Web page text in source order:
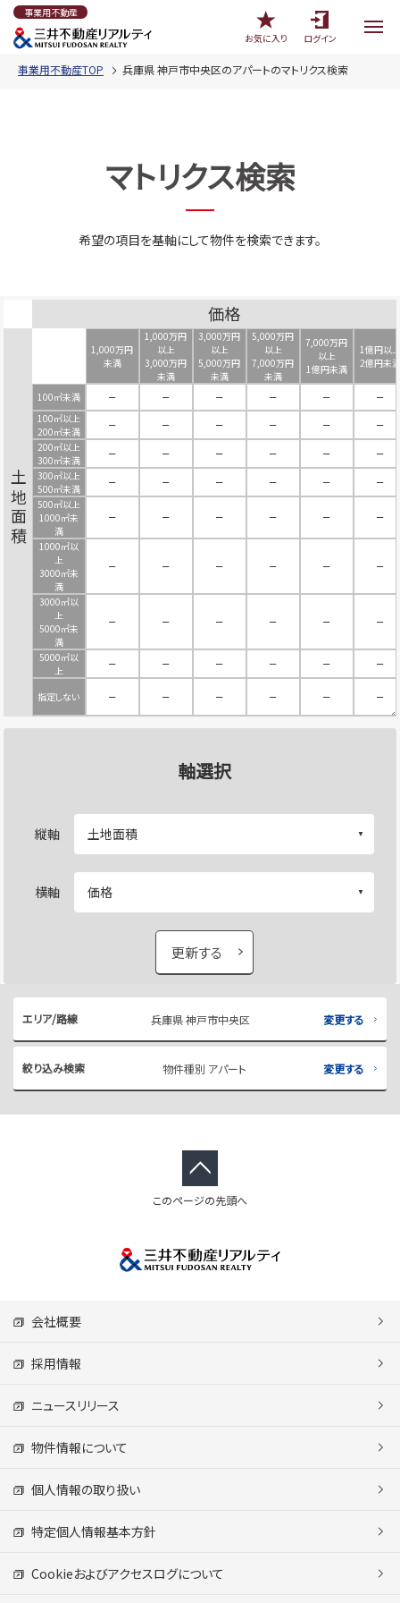
事業用不動産
お気に入り
ログイン
事業用不動産TOP 兵庫県 神戸市中央区のアパートのマトリクス検索
マトリクス検索
希望の項目を基軸にして物件を検索できます。
価格
土地面積
1,000万円
未満
1,000万円
以上
3,000万円
未満
3,000万円
以上
5,000万円
未満
5,000万円
以上
7,000万円
未満
7,000万円
以上
1億円未満
1億円以上
2億円未満
100㎡未満 － － － － －
－
100㎡以上
200㎡未満
－ － － － －
－
200㎡以上
300㎡未満
－ － － － －
－
300㎡以上
500㎡未満
－ － － － －
－
500㎡以上
1000㎡未
満
－ － － － － －
1000㎡以
上
3000㎡未
満
－ － － － － －
3000㎡以
上
5000㎡未
満
－ － － － － －
5000㎡以
上
－ － － － － －
指定しない － － － － － －
軸選択
縦軸
横軸
更新する
エリア/路線 兵庫県 神戸市中央区 変更する
絞り込み検索 物件種別 アパート 変更する
このページの先頭へ
会社概要
採用情報
ニュースリリース
物件情報について
個人情報の取り扱い
特定個人情報基本方針
Cookieおよびアクセスログについて